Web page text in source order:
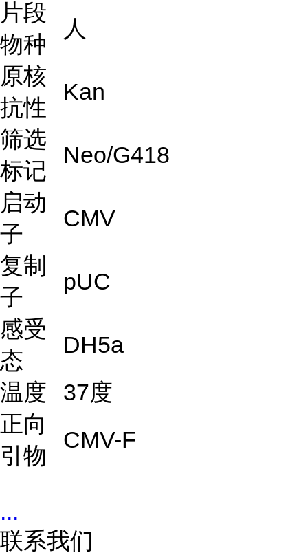
片段
物种
人
原核
抗性
Kan
筛选
标记
Neo/G418
启动
子
CMV
复制
子
pUC
感受
态
DH5a
温度
37度
正向
引物
CMV-F
...
联系我们